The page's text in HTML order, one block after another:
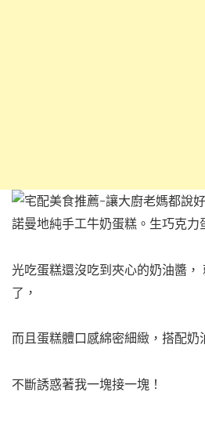
光吃蛋糕還沒吃到夾心的奶油醬，
了，
而且蛋糕體口感綿密細緻， 搭配奶
不斷誘惑著我一塊接一塊！